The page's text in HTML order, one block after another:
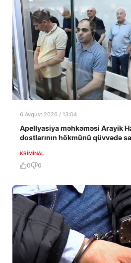
6 Avqust 2026 / 13:04
Apellyasiya məhkəməsi Arayik
dostlarının hökmünü qüvvədə
KRIMINAL
0 0